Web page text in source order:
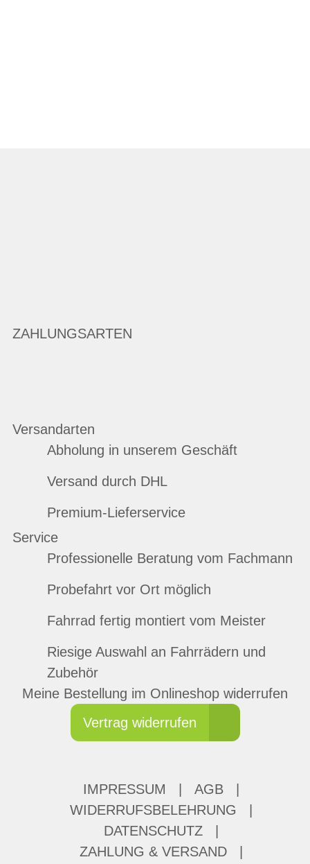
ZAHLUNGSARTEN
Versandarten
Abholung in unserem Geschäft
Versand durch DHL
Premium-Lieferservice
Service
Professionelle Beratung vom Fachmann
Probefahrt vor Ort möglich
Fahrrad fertig montiert vom Meister
Riesige Auswahl an Fahrrädern und
Zubehör
Meine Bestellung im Onlineshop widerrufen
Vertrag widerrufen
IMPRESSUM AGB
WIDERRUFSBELEHRUNG
DATENSCHUTZ
ZAHLUNG & VERSAND